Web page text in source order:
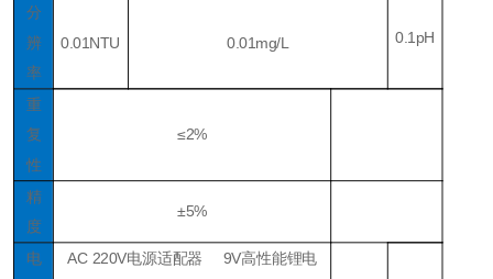
分
辨
率
0.01NTU 0.01mg/L 0.1pH
重
复
性
≤2%
精
度
±5%
电
AC 220V电源适配器 9V高性能锂电